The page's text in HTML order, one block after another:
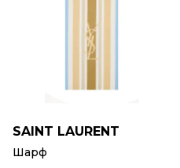
SAINT LAURENT
Шарф